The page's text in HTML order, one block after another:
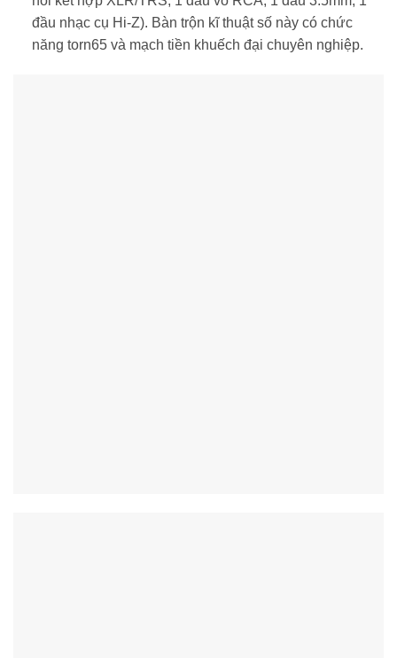
đầu nhạc cụ Hi-Z). Bàn trộn kĩ thuật số này có chức
năng torn65 và mạch tiền khuếch đại chuyên nghiệp.